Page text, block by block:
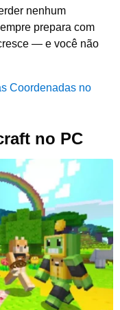
nenhum
prepara com
— e você não
Coordenadas no
no PC